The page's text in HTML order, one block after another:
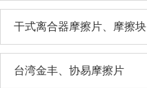
干式离合器摩擦片、摩擦块
台湾金丰、协易摩擦片